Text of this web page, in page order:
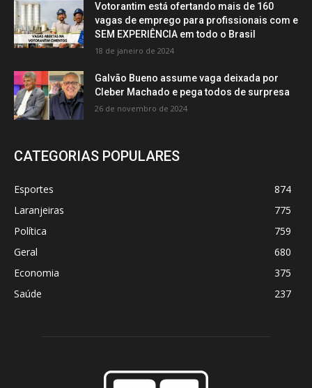
Votorantim está ofertando mais de 160
vagas de emprego para profissionais com e
SEM EXPERIÊNCIA em todo o Brasil
18 de janeiro de 2024
Galvão Bueno assume vaga deixada por
Cleber Machado e pega todos de surpresa
26 de novembro de 2024
CATEGORIAS POPULARES
Esportes
874
Laranjeiras
775
Política
759
Geral
680
Economia
375
Saúde
237